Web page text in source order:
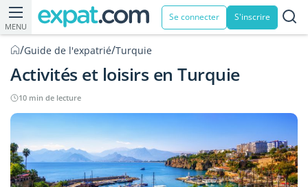
MENU
Se connecter S'inscrire
/Guide de l'expatrié/Turquie
Activités et loisirs en Turquie
10 min de lecture